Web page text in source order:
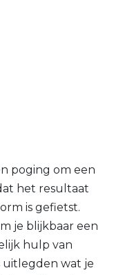
poging om een
het resultaat
is gefietst.
je blijkbaar een
hulp van
uitlegden wat je